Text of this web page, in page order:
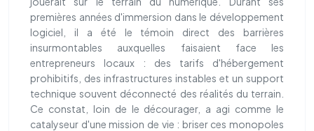
premières années d'immersion dans le développement
logiciel, il a été le témoin direct des barrières
insurmontables auxquelles faisaient face les
entrepreneurs locaux : des tarifs d'hébergement
prohibitifs, des infrastructures instables et un support
technique souvent déconnecté des réalités du terrain.
Ce constat, loin de le décourager, a agi comme le
catalyseur d'une mission de vie : briser ces monopoles